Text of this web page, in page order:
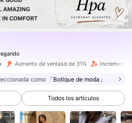
Aumento de ventasd de 31% Incremento
como 「Botique de moda」
Todos los artículos